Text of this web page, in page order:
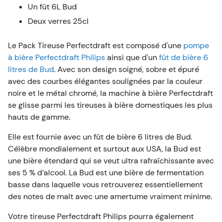
Un fût 6L Bud
Deux verres 25cl
Le Pack Tireuse Perfectdraft est composé d'une pompe
à bière Perfectdraft Philipsainsi que d'unfût de bière 6
litres de Bud. Avec son design soigné, sobre et épuré
avec des courbes élégantes soulignées par la couleur
noire et le métal chromé, la machine à bière Perfectdraft
se glisse parmi les tireuses à bière domestiques les plus
hauts de gamme.
Elle est fournie avec un fût de bière 6 litres de Bud.
Célèbre mondialement et surtout aux USA, la Bud est
une bière étendard qui se veut ultra rafraîchissante avec
ses 5 % d’alcool. La Bud est une bière de fermentation
basse dans laquelle vous retrouverez essentiellement
des notes de malt avec une amertume vraiment minime.
Votre tireuse Perfectdraft Philips pourra également